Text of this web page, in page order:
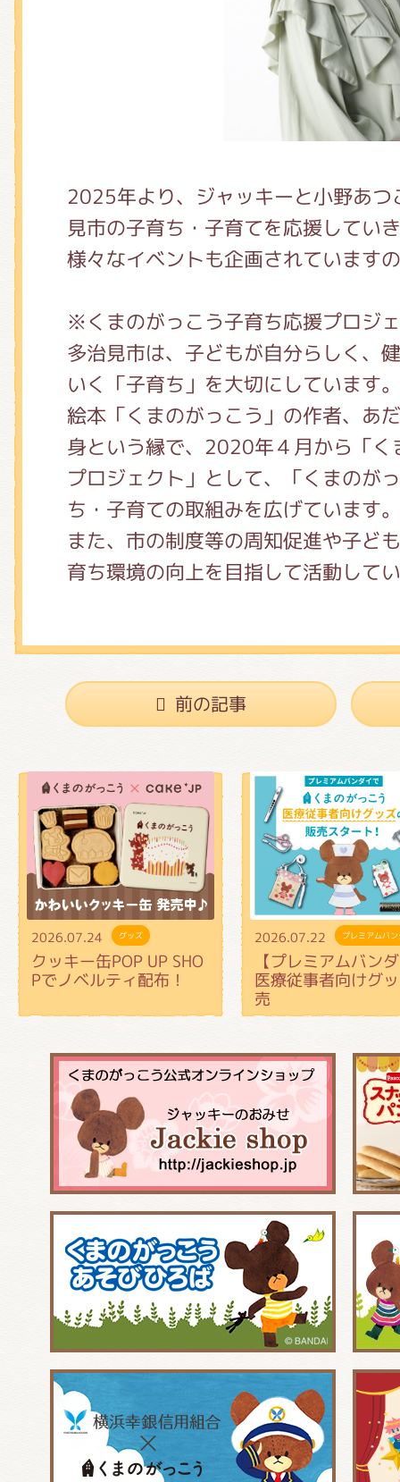
2025年より、ジャッキーと小野あつ
見市の子育ち・子育てを応援してい
様々なイベントも企画されています
※くまのがっこう子育ち応援プロジ
多治見市は、子どもが自分らしく、
いく「子育ち」を大切にしています。
絵本「くまのがっこう」の作者、あ
身という縁で、2020年４月から「く
プロジェクト」として、「くまのが
ち・子育ての取組みを広げています。
また、市の制度等の周知促進や子ど
育ち環境の向上を目指して活動して
前の記事
2026.07.24 グッズ
クッキー缶POP UP SHO
Pでノベルティ配布！
2026.07.22 プレミアムバ
【プレミアムバン
医療従事者向けグ
売